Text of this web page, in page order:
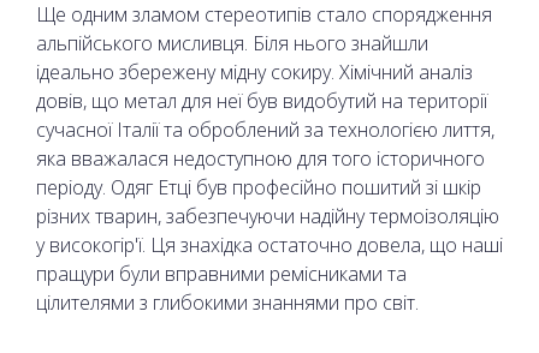
Ще одним зламом стереотипів стало спорядження
альпійського мисливця. Біля нього знайшли
ідеально збережену мідну сокиру. Хімічний аналіз
довів, що метал для неї був видобутий на території
сучасної Італії та оброблений за технологією лиття,
яка вважалася недоступною для того історичного
періоду. Одяг Етці був професійно пошитий зі шкір
різних тварин, забезпечуючи надійну термоізоляцію
у високогір'ї. Ця знахідка остаточно довела, що наші
пращури були вправними ремісниками та
цілителями з глибокими знаннями про світ.